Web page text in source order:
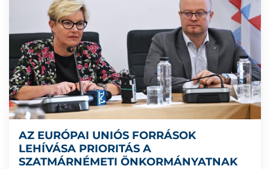
AZ EURÓPAI UNIÓS FORRÁSOK
LEHÍVÁSA PRIORITÁS A
SZATMÁRNÉMETI ÖNKORMÁNYATNAK